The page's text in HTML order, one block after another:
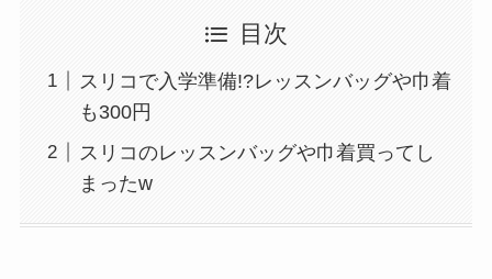
目次
スリコで入学準備!?レッスンバッグや巾着
も300円
スリコのレッスンバッグや巾着買ってし
まったw